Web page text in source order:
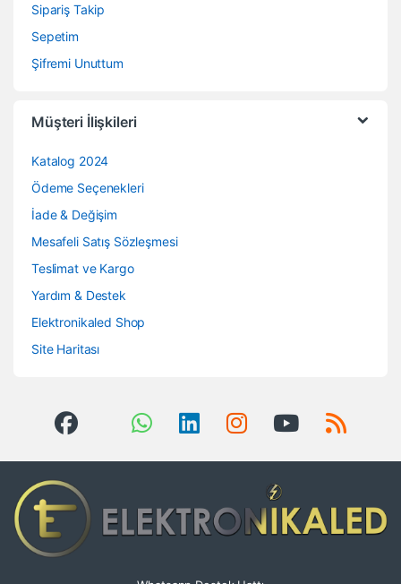
Sipariş Takip
Sepetim
Şifremi Unuttum
Müşteri İlişkileri
Katalog 2024
Ödeme Seçenekleri
İade & Değişim
Mesafeli Satış Sözleşmesi
Teslimat ve Kargo
Yardım & Destek
Elektronikaled Shop
Site Haritası